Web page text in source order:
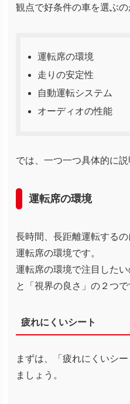
観点で好条件の車を選ぶの
運転席の環境
走りの安定性
自動運転システム
オーディオの性能
では、一つ一つ具体的に説
運転席の環境
長時間、長距離運転するの
運転席の環境です。
運転席の環境で注目したい
と「視界の良さ」の２つで
疲れにくいシート
まずは、「疲れにくいシ
ましょう。